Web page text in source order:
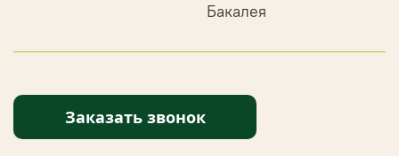
Бакалея
Заказать звонок